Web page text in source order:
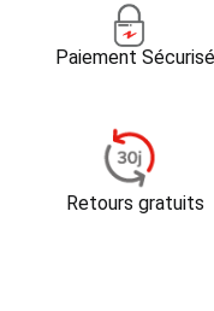
Paiement Sécurisé
Retours gratuits